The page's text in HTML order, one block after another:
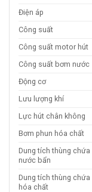
Điện áp
Công suất
Công suất motor hút
Công suất bơm nước
Động cơ
Lưu lượng khí
Lực hút chân không
Bơm phun hóa chất
Dung tích thùng chứa
nước bẩn
Dung tích thùng chứa
hóa chất